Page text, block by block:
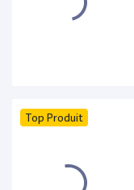
Top Produit